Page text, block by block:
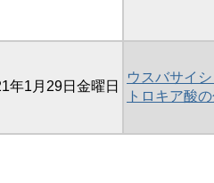
年1月29日金曜日
ウスバサイ
トロキア酸